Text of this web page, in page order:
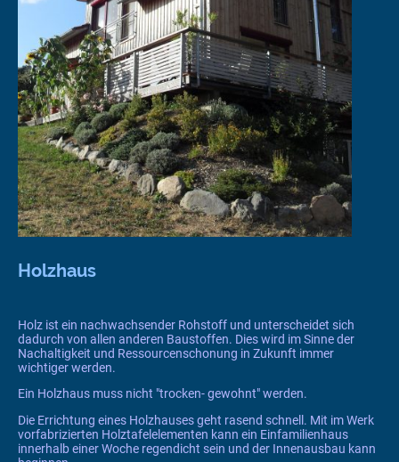
Holzhaus
Holz ist ein nachwachsender Rohstoff und unterscheidet sich
dadurch von allen anderen Baustoffen. Dies wird im Sinne der
Nachaltigkeit und Ressourcenschonung in Zukunft immer
wichtiger werden.
Ein Holzhaus muss nicht "trocken- gewohnt" werden.
Die Errichtung eines Holzhauses geht rasend schnell. Mit im Werk
vorfabrizierten Holztafelelementen kann ein Einfamilienhaus
innerhalb einer Woche regendicht sein und der Innenausbau kann